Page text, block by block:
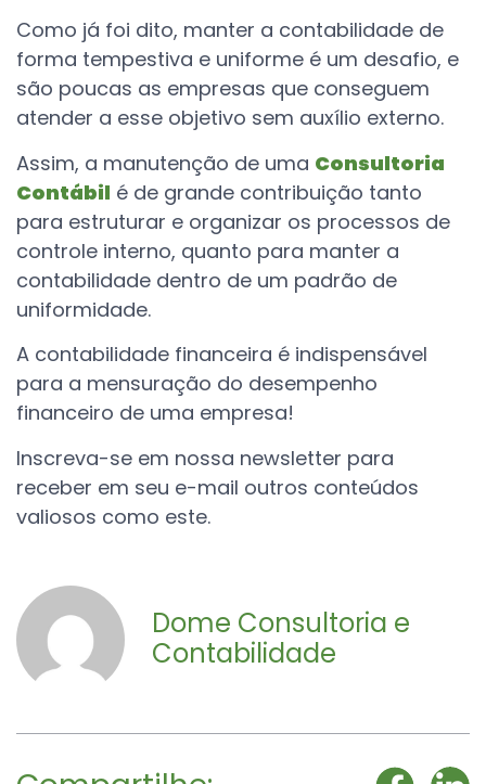
Como já foi dito, manter a contabilidade de
forma tempestiva e uniforme é um desafio, e
são poucas as empresas que conseguem
atender a esse objetivo sem auxílio externo.
Assim, a manutenção de uma Consultoria
Contábil é de grande contribuição tanto
para estruturar e organizar os processos de
controle interno, quanto para manter a
contabilidade dentro de um padrão de
uniformidade.
A contabilidade financeira é indispensável
para a mensuração do desempenho
financeiro de uma empresa!
Inscreva-se em nossa newsletter para
receber em seu e-mail outros conteúdos
valiosos como este.
Dome Consultoria e
Contabilidade